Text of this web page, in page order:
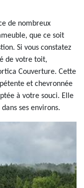
de nombreux
que ce soit
Si vous constatez
de votre toit,
Couverture. Cette
et chevronnée
à votre souci. Elle
ses environs.